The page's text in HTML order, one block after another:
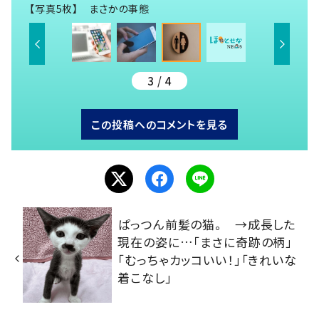
【写真5枚】 まさかの事態
3 / 4
この投稿へのコメントを見る
ぱっつん前髪の猫。 →成長した
現在の姿に…「まさに奇跡の柄」
「むっちゃカッコいい！」「きれいな
着こなし」